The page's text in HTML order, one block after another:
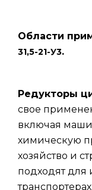
Области
31,5-21-У3.
Редукторы
свое
включая
химическую
хозяйство и
подходят для